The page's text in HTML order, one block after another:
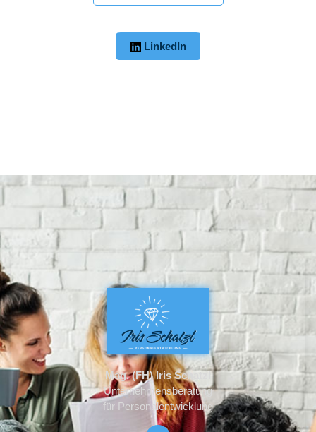
LinkedIn
Mag. (FH) Iris Schatzl
Unternehmensberatung
für Personalentwicklung